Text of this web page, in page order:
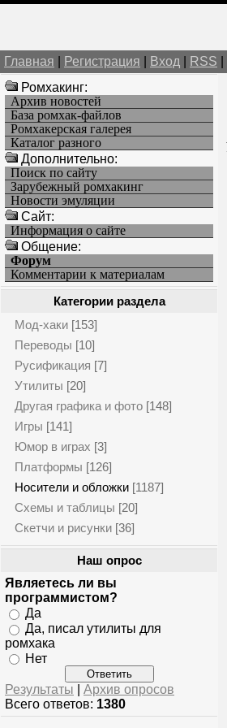
Главная Регистрация Вход RSS
Ромхакинг:
Архив новостей
База ромхак-файлов
Ромхакерская галерея
Каталог разного
Дополнительно:
Поиск по сайту
Зарубежный ромхакинг
Новости эмуляции
Cайт:
Информация о сайте
Общение:
Форум
Комментарии к материалам
Категории раздела
Мод-хаки [153]
Переводы [10]
Русификация [7]
Утилиты [20]
Другая графика и фото [148]
Игры [141]
Юмор в играх [3]
Платформы [126]
Носители и обложки [1187]
Схемы и таблицы [20]
Скетчи и рисунки [36]
Наш опрос
Являетесь ли вы
программистом?
Да
Да, писал утилиты для
ромхака
Нет
Результаты
Архив опросов
Всего ответов: 1380